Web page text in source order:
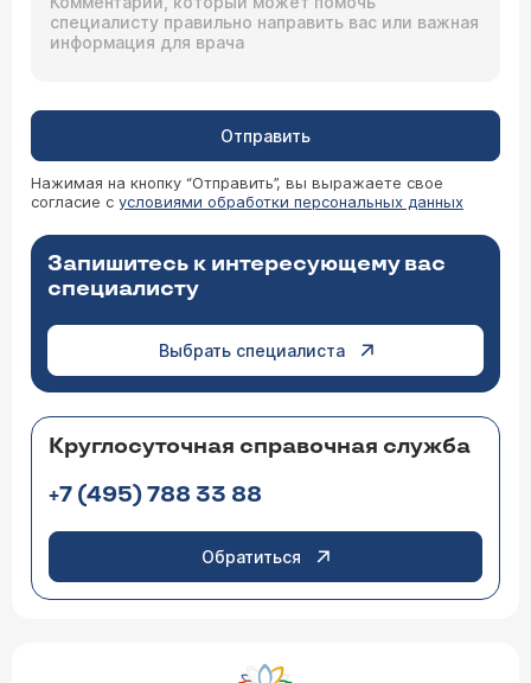
Отправить
Нажимая на кнопку “Отправить”, вы выражаете свое
согласие с условиями обработки персональных данных
Запишитесь к интересующему вас
специалисту
Выбрать специалиста
Круглосуточная справочная служба
+7 (495) 788 33 88
Обратиться